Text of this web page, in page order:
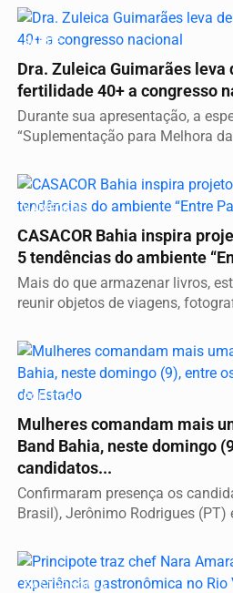
SAÚDE
Dra. Zuleica Guimarães leva
fertilidade 40+ a congresso
Durante sua apresentação, a
“Suplementação para Melhora
VARIEDADES
CASACOR Bahia inspira
5 tendências do ambiente
Mais do que armazenar livros,
reunir objetos de viagens,
POLÍTICA
Mulheres comandam mais
Band Bahia, neste domingo
candidatos...
Confirmaram presença os
Brasil), Jerônimo Rodrigues (PT)
GASTRONOMIA